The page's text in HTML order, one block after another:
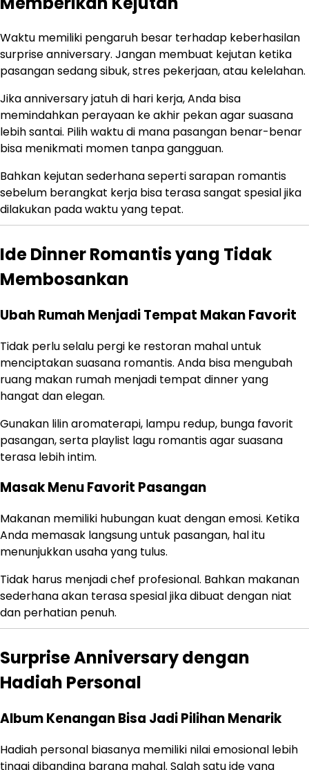
Waktu memiliki pengaruh besar terhadap keberhasilan
surprise anniversary. Jangan membuat kejutan ketika
pasangan sedang sibuk, stres pekerjaan, atau kelelahan.
Jika anniversary jatuh di hari kerja, Anda bisa
memindahkan perayaan ke akhir pekan agar suasana
lebih santai. Pilih waktu di mana pasangan benar-benar
bisa menikmati momen tanpa gangguan.
Bahkan kejutan sederhana seperti sarapan romantis
sebelum berangkat kerja bisa terasa sangat spesial jika
dilakukan pada waktu yang tepat.
Ide Dinner Romantis yang Tidak
Membosankan
Ubah Rumah Menjadi Tempat Makan Favorit
Tidak perlu selalu pergi ke restoran mahal untuk
menciptakan suasana romantis. Anda bisa mengubah
ruang makan rumah menjadi tempat dinner yang
hangat dan elegan.
Gunakan lilin aromaterapi, lampu redup, bunga favorit
pasangan, serta playlist lagu romantis agar suasana
terasa lebih intim.
Masak Menu Favorit Pasangan
Makanan memiliki hubungan kuat dengan emosi. Ketika
Anda memasak langsung untuk pasangan, hal itu
menunjukkan usaha yang tulus.
Tidak harus menjadi chef profesional. Bahkan makanan
sederhana akan terasa spesial jika dibuat dengan niat
dan perhatian penuh.
Surprise Anniversary dengan
Hadiah Personal
Album Kenangan Bisa Jadi Pilihan Menarik
Hadiah personal biasanya memiliki nilai emosional lebih
tinggi dibanding barang mahal. Salah satu ide yang